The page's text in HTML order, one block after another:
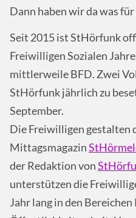
Dann haben wir da was
Seit 2015 ist StHörfunk
Freiwilligen Sozialen
mittlerweile BFD. Zwei
StHörfunk jährlich zu
September.
Die Freiwilligen gestalten
Mittagsmagazin
der Redaktion von
unterstützen die
Jahr lang in den